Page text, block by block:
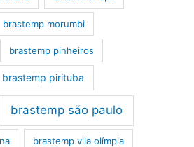
brastemp morumbi
brastemp pinheiros
brastemp pirituba
brastemp são paulo
brastemp vila olímpia